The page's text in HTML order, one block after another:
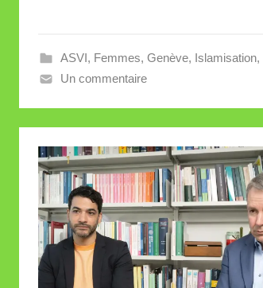
ASVI, Femmes, Genève, Islamisation,
Un commentaire